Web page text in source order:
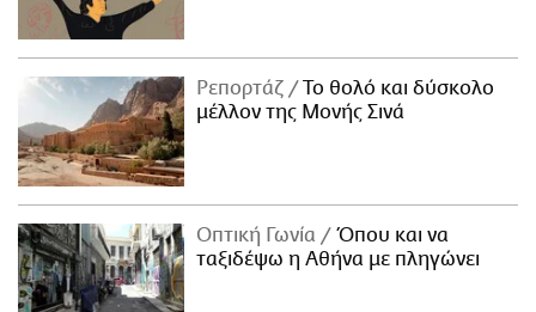
Ρεπορτάζ
Το θολό και δύσκολο
μέλλον της Μονής Σινά
Οπτική Γωνία
Όπου και να
ταξιδέψω η Αθήνα με πληγώνει